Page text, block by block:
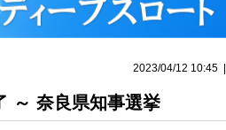
2023/04/12 10:45 |
～ 奈良県知事選挙